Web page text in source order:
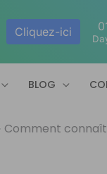
BLOG
Comment
Cliquez-ici